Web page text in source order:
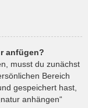
anfügen?
musst du zunächst
Bereich
gespeichert hast,
anhängen“